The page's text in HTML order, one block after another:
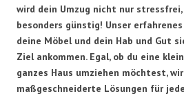
wird dein Umzug nicht nur stressfrei,
besonders günstig! Unser
deine Möbel und dein Hab und Gut
Ziel ankommen. Egal, ob du eine
ganzes Haus umziehen möchtest,
maßgeschneiderte Lösungen für